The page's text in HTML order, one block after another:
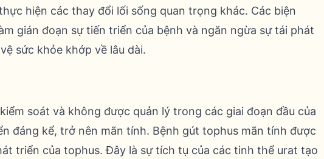
hiện các thay đổi lối sống quan trọng khác. Các biện
gián đoạn sự tiến triển của bệnh và ngăn ngừa sự tái phát
sức khỏe khớp về lâu dài.
soát và không được quản lý trong các giai đoạn đầu của
đáng kể, trở nên mãn tính. Bệnh gút tophus mãn tính được
triển của tophus. Đây là sự tích tụ của các tinh thể urat tạo